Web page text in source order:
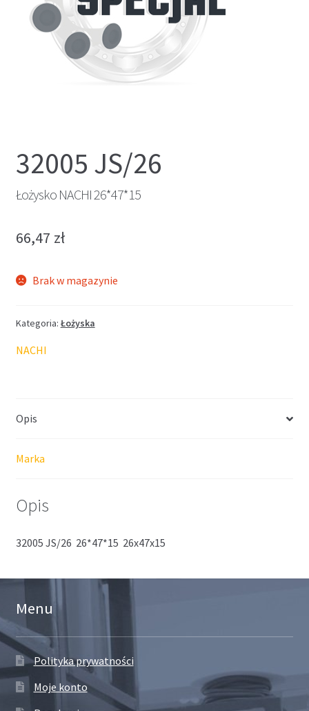
32005 JS/26
Łożysko NACHI 26*47*15
66,47 zł
Brak w magazynie
Kategoria: Łożyska
NACHI
Opis
Marka
Opis
32005 JS/26 26*47*15 26x47x15
Menu
Polityka prywatności
Moje konto